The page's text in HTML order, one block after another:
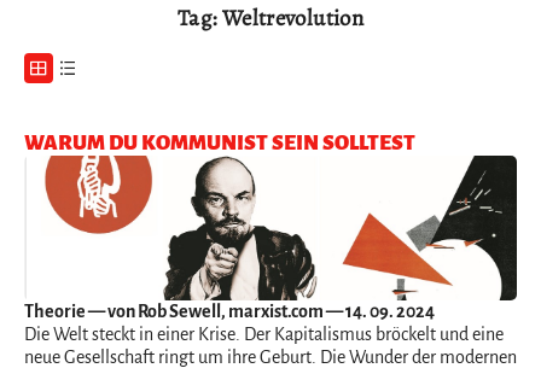
Tag: Weltrevolution
WARUM DU KOMMUNIST SEIN SOLLTEST
Theorie— von Rob Sewell, marxist.com — 14. 09. 2024
Die Welt steckt in einer Krise. Der Kapitalismus bröckelt und eine
neue Gesellschaft ringt um ihre Geburt. Die Wunder der modernen